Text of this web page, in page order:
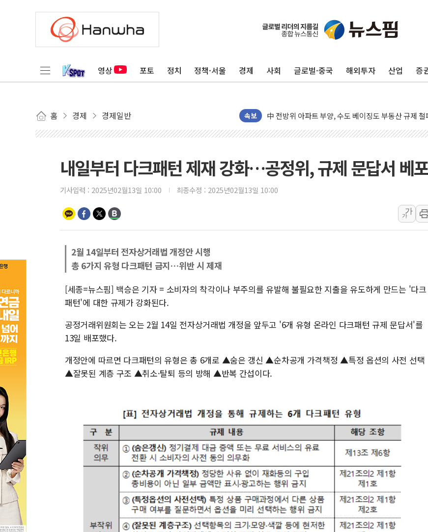
영상 포토 정치 정책·서울 경제 사회 글로벌·중국 해외투자 산업 증
홈 경제 경제일반 속보
동해중부 전 해상 풍랑주의보…10일까지 최대 3.5m
연일 폭염에 온열질환 사망 23명…정부, 비상대응기
인제 용대리 계곡서 수위 상승으로 피서객 7명 고립…
동해시, 11~14일 '별똥별 멍' 운영…페르세우스 유성
청양 밭에서 일하던 90대 숨져…온열질환 여부 조사
폭염에 車 운전면허 기능시험 오전 집중 편성…체감온
李대통령, 'ISA·주가누르기 방지법' 전면 재검토 지시
'호우 특보' 경북 울진 시간당 20~30mm 강한 비...가
주말 무더위·열대야 지속…내륙 곳곳 소나기
오세훈 "용산공원 주택 검토, 민주당 스스로 원칙 뒤집
민주당, 오늘 제주·인천 경선 발표...김민석 '재역전'
트럼프, 쿡 연준 이사 해임 재추진…"26일까지 의혹 소
유럽증시, 美 고용 예상 밖 부진에 연준 금리 인상
내일부터 다크패턴 제재 강화…공정위, 규제 문답서 베포
기사입력 : 2025년02월13일 10:00 최종수정 : 2025년02월13일 10:00
가
가
2월 14일부터 전자상거래법 개정안 시행
총 6가지 유형 다크패턴 금지…위반 시 제재
[세종=뉴스핌] 백승은 기자 = 소비자의 착각이나 부주의를 유발해 불필요한 지출을 유도하게 만드는 '다크
패턴'에 대한 규제가 강화된다.
공정거래위원회는 오는 2월 14일 전자상거래법 개정을 앞두고 '6개 유형 온라인 다크패턴 규제 문답서'를
13일 배포했다.
개정안에 따르면 다크패턴의 유형은 총 6개로 ▲숨은 갱신 ▲순차공개 가격책정 ▲특정 옵션의 사전 선택
▲잘못된 계층 구조 ▲취소·탈퇴 등의 방해 ▲반복 간섭이다.